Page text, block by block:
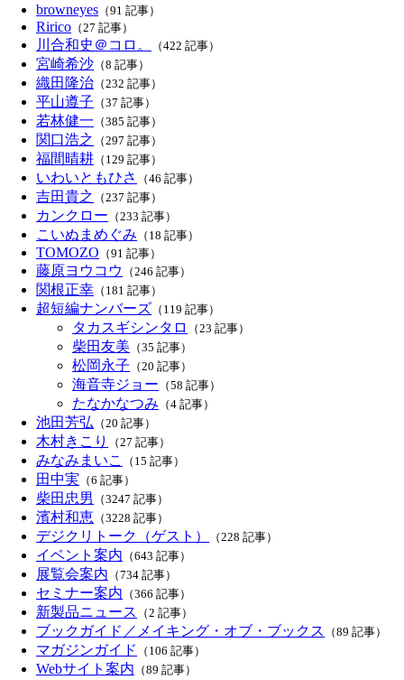
browneyes （91 記事）
Ririco （27 記事）
川合和史＠コロ。 （422 記事）
宮崎希沙 （8 記事）
織田隆治 （232 記事）
平山遵子 （37 記事）
若林健一 （385 記事）
関口浩之 （297 記事）
福間晴耕 （129 記事）
いわいともひさ （46 記事）
吉田貴之 （237 記事）
カンクロー （233 記事）
こいぬまめぐみ （18 記事）
TOMOZO （91 記事）
藤原ヨウコウ （246 記事）
関根正幸 （181 記事）
超短編ナンバーズ （119 記事）
タカスギシンタロ （23 記事）
柴田友美 （35 記事）
松岡永子 （20 記事）
海音寺ジョー （58 記事）
たなかなつみ （4 記事）
池田芳弘 （20 記事）
木村きこり （27 記事）
みなみまいこ （15 記事）
田中実 （6 記事）
柴田忠男 （3247 記事）
濱村和恵 （3228 記事）
デジクリトーク（ゲスト） （228 記事）
イベント案内 （643 記事）
展覧会案内 （734 記事）
セミナー案内 （366 記事）
新製品ニュース （2 記事）
ブックガイド／メイキング・オブ・ブックス （89 記事）
マガジンガイド （106 記事）
Webサイト案内 （89 記事）